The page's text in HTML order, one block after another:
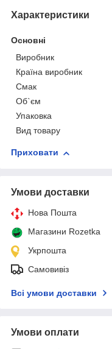
Характеристики
Основні
Виробник
Країна виробник
Смак
Об`єм
Упаковка
Вид товару
Приховати
Умови доставки
Нова Пошта
Магазини Rozetka
Укрпошта
Самовивіз
Всі умови доставки
Умови оплати